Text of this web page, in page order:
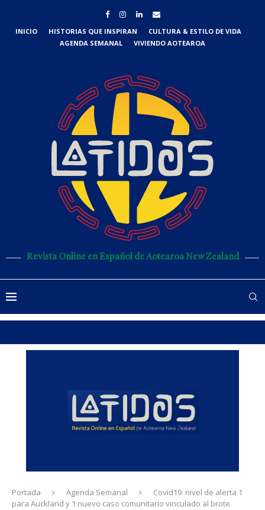
INICIO HISTORIAS QUE INSPIRAN
CULTURA & ESTILO DE VIDA
AGENDA SEMANAL
VIVIENDO AOTEAROA
Revista Online en Español de Aotearoa New Zealand
Portada Agenda Semanal
Covid19: nivel de alerta 1
para Auckland y 1 nuevo caso comunitario vinculado al brote